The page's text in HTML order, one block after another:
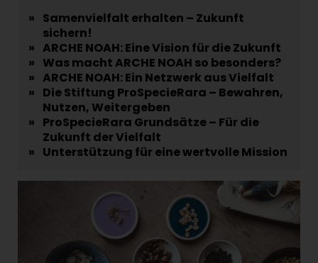
» Samenvielfalt erhalten – Zukunft
sichern!
» ARCHE NOAH: Eine Vision für die Zukunft
» Was macht ARCHE NOAH so besonders?
» ARCHE NOAH: Ein Netzwerk aus Vielfalt
» Die Stiftung ProSpecieRara – Bewahren,
Nutzen, Weitergeben
» ProSpecieRara Grundsätze – Für die
Zukunft der Vielfalt
» Unterstützung für eine wertvolle Mission